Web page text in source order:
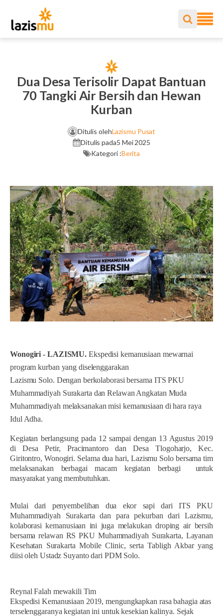
Dua Desa Terisolir Dapat Bantuan
70 Tangki Air Bersih dan Hewan
Kurban
Ditulis olehLazismu Pusat
Ditulis pada5 Mei 2025
Kategori :Berita
Wonogiri - LAZISMU. Ekspedisi kemanusiaan mewarnai
program kurban yang diselenggarakan
Lazismu Solo. Dengan berkolaborasi bersama ITS PKU
Muhammadiyah Surakarta dan Relawan Angkatan Muda
Muhammadiyah melaksanakan misi kemanusiaan di hara raya
Idul Adha.
Kegiatan berlangsung pada 12 sampai dengan 13 Agustus 2019
di Desa Petir, Pracimantoro dan Desa Tlogoharjo, Kec.
Giritontro, Wonogiri. Selama dua hari, Lazismu Solo bersama tim
melaksanakan berbagai macam kegiatan berbagi
untuk
masyarakat yang membutuhkan.
Mulai dari penyembelihan dua ekor sapi dari ITS PKU
Muhammadiyah Surakarta dan para pekurban dari Lazismu,
kolaborasi kemanusiaan ini juga melakukan droping air bersih
bersamarelawan RS PKU Muhammadiyah Surakarta, Layanan
Kesehatan Surakarta Mobile Clinic, serta Tabligh Akbar yang
diisi oleh Ustadz Suyanto dari PDM Solo.
Reynal Falah mewakili Tim
Ekspedisi Kemanusiaan 2019, mengungkapkan rasa bahagia atas
terselenggaranya kegiatan ini untuk kesekian kalinya. Sejak